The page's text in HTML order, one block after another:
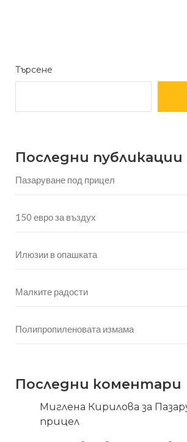
Търсене
Последни публикации
Пазаруване под прицел
150 евро за въздух
Илюзии в опашката
Малките радости
Полипропиленовата измама
Последни коментари
Миглена Кирилова за
прицел